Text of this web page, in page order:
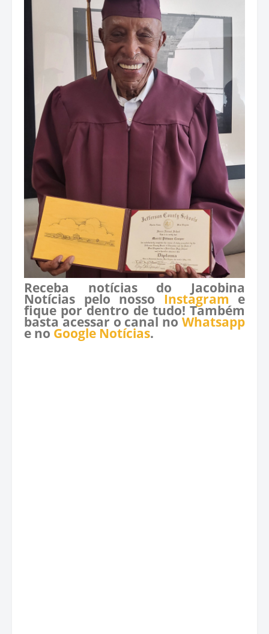
Receba notícias do Jacobina
Notícias pelo nosso Instagram e
fique por dentro de tudo! Também
basta acessar o canal no Whatsapp
e no Google Notícias.